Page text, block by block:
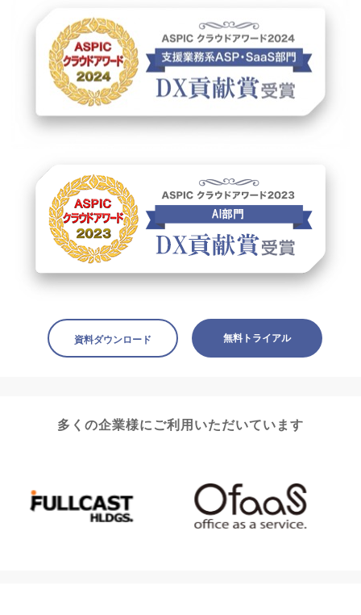
資料ダウンロード 無料トライアル
多くの企業様にご利用いただいています